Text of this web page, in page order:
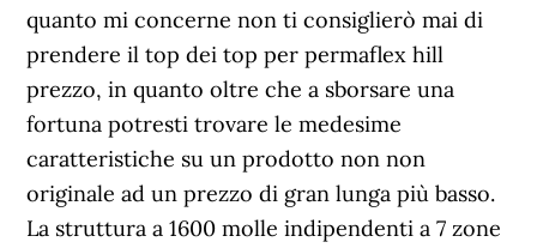
quanto mi concerne non ti consiglierò mai di
prendere il top dei top per permaflex hill
prezzo, in quanto oltre che a sborsare una
fortuna potresti trovare le medesime
caratteristiche su un prodotto non non
originale ad un prezzo di gran lunga più basso.
La struttura a 1600 molle indipendenti a 7 zone